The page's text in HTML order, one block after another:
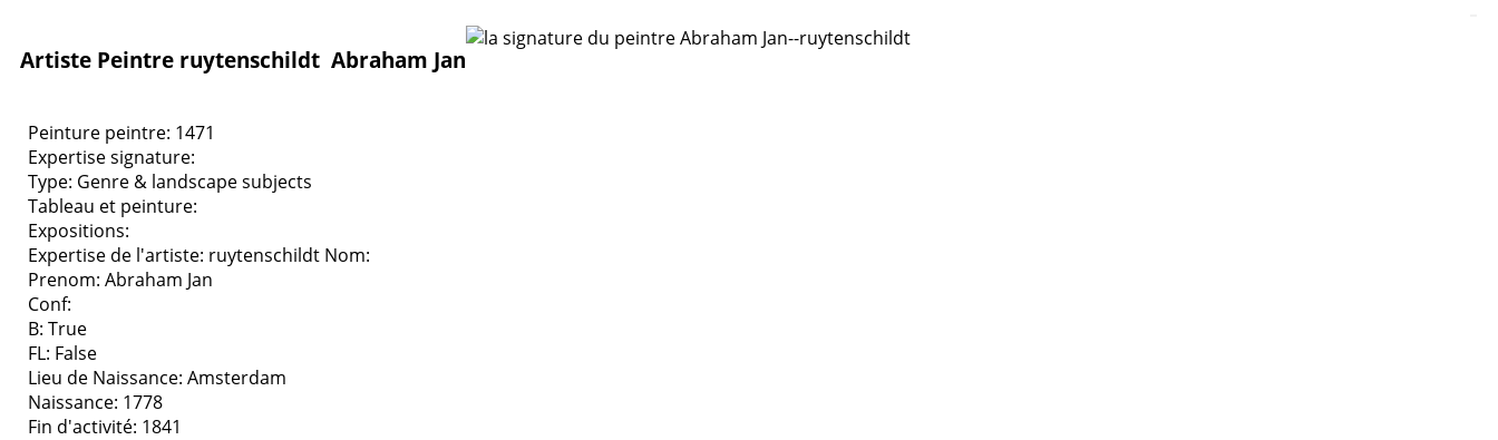
Artiste Peintre ruytenschildt Abraham Jan
Peinture peintre: 1471
Expertise signature:
Type: Genre & landscape subjects
Tableau et peinture:
Expositions:
Expertise de l'artiste: ruytenschildt Nom:
Prenom: Abraham Jan
Conf:
B: True
FL: False
Lieu de Naissance: Amsterdam
Naissance: 1778
Fin d'activité: 1841